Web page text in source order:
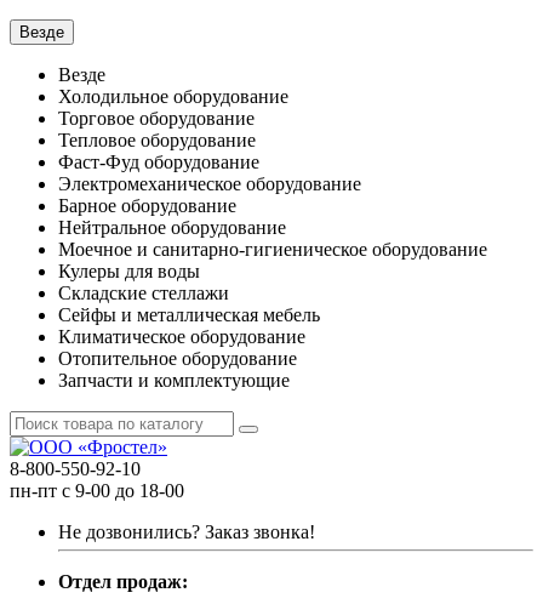
Везде
Везде
Холодильное оборудование
Торговое оборудование
Тепловое оборудование
Фаст-Фуд оборудование
Электромеханическое оборудование
Барное оборудование
Нейтральное оборудование
Моечное и санитарно-гигиеническое оборудование
Кулеры для воды
Складские стеллажи
Сейфы и металлическая мебель
Климатическое оборудование
Отопительное оборудование
Запчасти и комплектующие
8-800-550-92-10
пн-пт с 9-00 до 18-00
Не дозвонились? Заказ звонка!
Отдел продаж: